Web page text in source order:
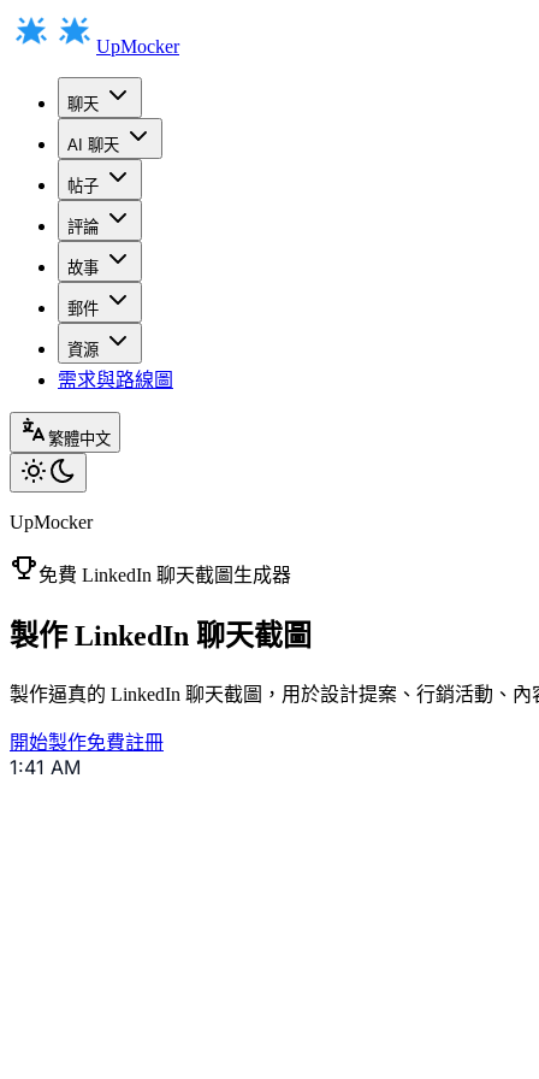
UpMocker
聊天
AI 聊天
帖子
評論
故事
郵件
資源
需求與路線圖
繁體中文
UpMocker
免費 LinkedIn 聊天截圖生成器
製作 LinkedIn 聊天截圖
製作逼真的 LinkedIn 聊天截圖，用於設計提案、行銷活動、
開始製作免費註冊
1:41 AM